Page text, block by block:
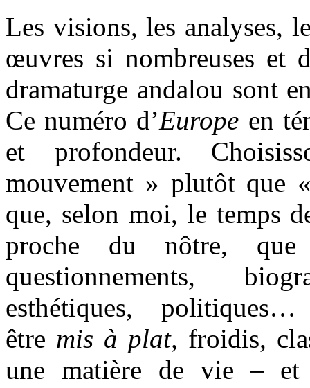
Les visions, les analyses,
œuvres si nombreuses et
dramaturge andalou sont
Ce numéro d’Europe en
et profondeur.
mouvement » plutôt que
que, selon moi, le temps
proche du nôtre,
questionnements,
esthétiques,
être mis à plat, froidis,
une matière de vie – et